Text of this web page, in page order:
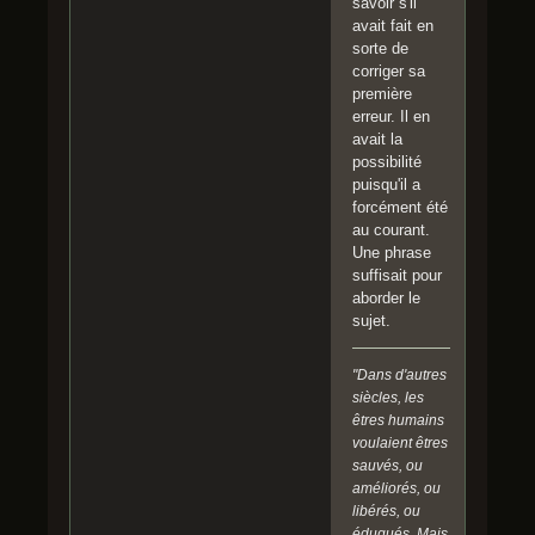
avait fait en
sorte de
corriger sa
première
erreur. Il en
avait la
possibilité
puisqu'il a
forcément été
au courant.
Une phrase
suffisait pour
aborder le
sujet.
"Dans d'autres
siècles, les
êtres humains
voulaient êtres
sauvés, ou
améliorés, ou
libérés, ou